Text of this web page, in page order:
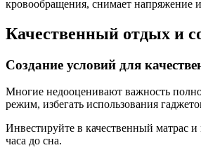
кровообращения, снимает напряжение
Качественный отдых и
Создание условий для
Многие недооценивают важность
режим, избегать использования
Инвестируйте в качественный матрас
часа до сна.